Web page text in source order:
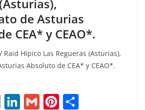
de Asturias
CEA* y CEAO*.
Raid Hípico Las Regueras (Asturias),
Absoluto de CEA* y CEAO*.
E Li G Pi